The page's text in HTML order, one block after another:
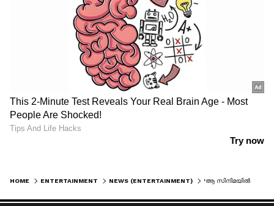
HOME ENTERTAINMENT NEWS (ENTERTAINMENT)